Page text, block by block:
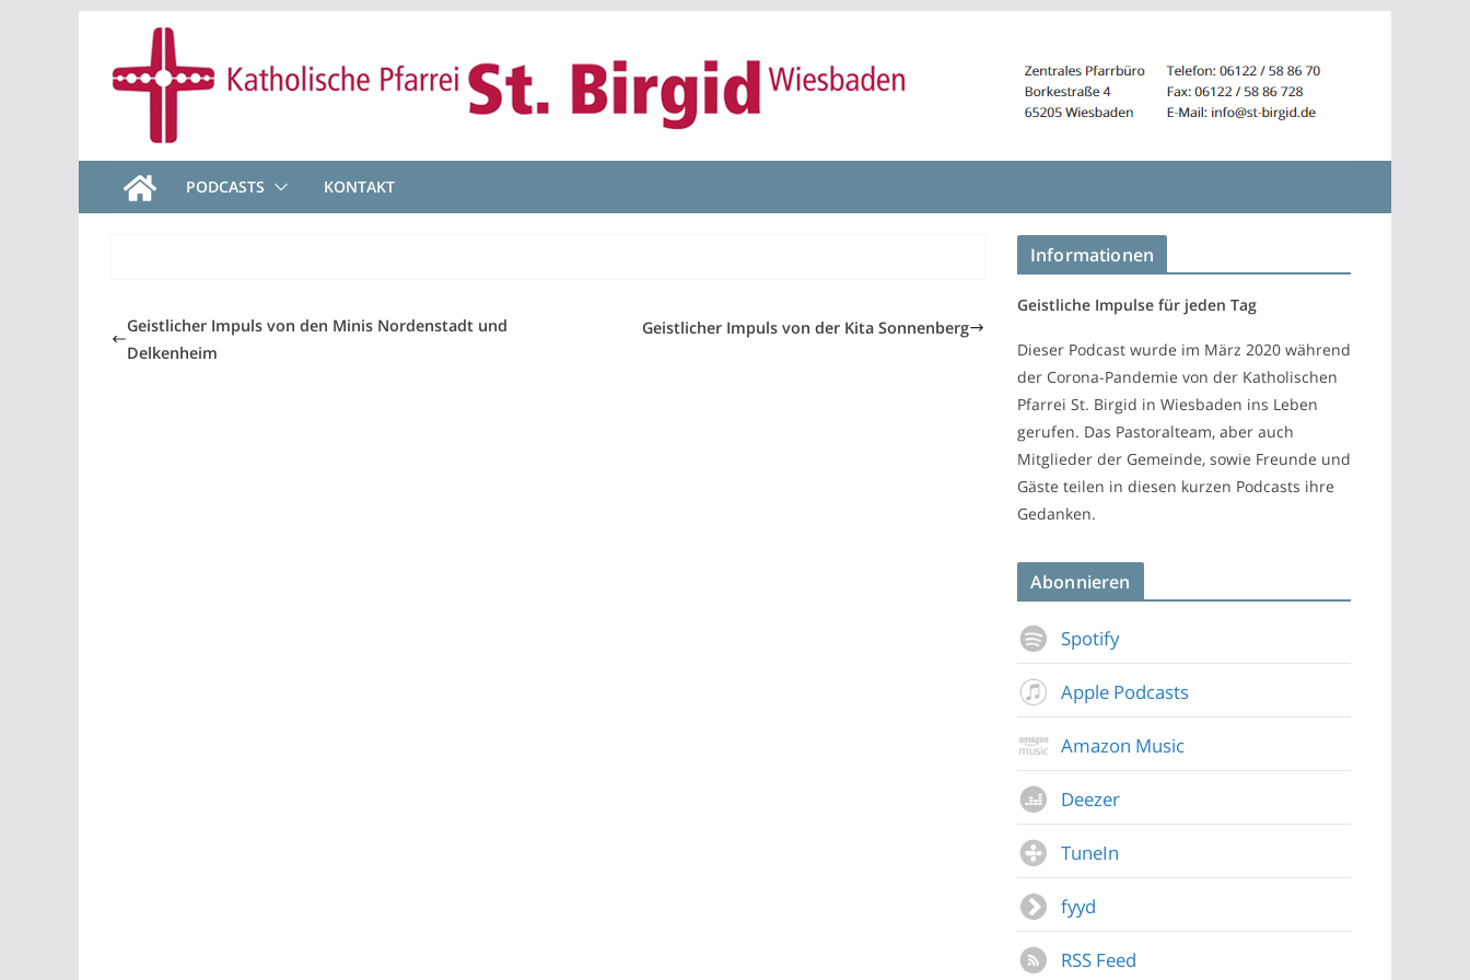
springen
PODCASTS KONTAKT
Geistlicher Impuls von den Minis Nordenstadt und
Delkenheim
Geistlicher Impuls von der Kita Sonnenberg
Informationen
Geistliche Impulse für jeden Tag
Dieser Podcast wurde im März 2020 während
der Corona-Pandemie von der Katholischen
Pfarrei St. Birgid in Wiesbaden ins Leben
gerufen. Das Pastoralteam, aber auch
Mitglieder der Gemeinde, sowie Freunde und
Gäste teilen in diesen kurzen Podcasts ihre
Gedanken.
Abonnieren
Spotify
Apple Podcasts
Amazon Music
Deezer
TuneIn
fyyd
RSS Feed